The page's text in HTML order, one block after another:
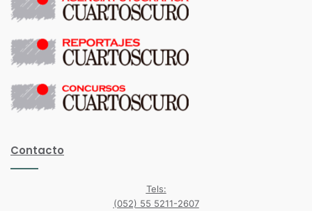
Contacto
Tels:
(052) 55 5211-2607